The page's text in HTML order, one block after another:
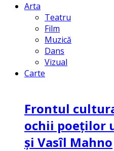
Arta
Teatru
Film
Muzică
Dans
Vizual
Carte
Frontul
ochii poeților
și Vasîl Mahno